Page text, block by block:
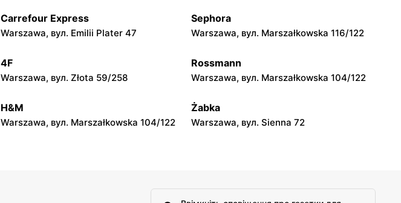
moje sklepy
Iwierzyce, вул. Iwierzyce 152A
moje sklepy
Tczew, вул. Franciszka Żwirki 61
moje sklepy
Niebylec, вул. Niebylec 139
moje sklepy
Opole, вул. Grudzicka 45
Carrefour Express
Warszawa, вул. Emilii Plater 47
Sephora
Warszawa, вул. Marszałkowska 116/122
4F
Warszawa, вул. Złota 59/258
Rossmann
Warszawa, вул. Marszałkowska 104/122
H&M
Warszawa, вул. Marszałkowska 104/122
Żabka
Warszawa, вул. Sienna 72